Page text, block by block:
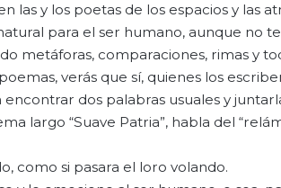
las y los poetas de los espacios y las
para el ser humano, aunque no
metáforas, comparaciones, rimas y
verás que sí, quienes los
dos palabras usuales y
largo “Suave Patria”, habla del
como si pasara el loro volando.